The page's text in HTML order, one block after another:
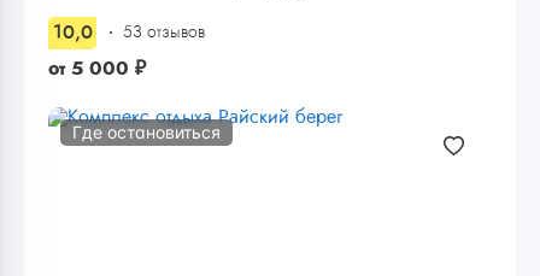
10,0 53 отзывов
от 5 000 ₽
Где остановиться